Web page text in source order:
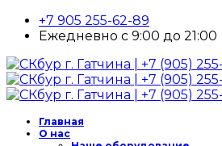
+7 905 255-62-89
Ежедневно с 9:00 до 21:00
Главная
О нас